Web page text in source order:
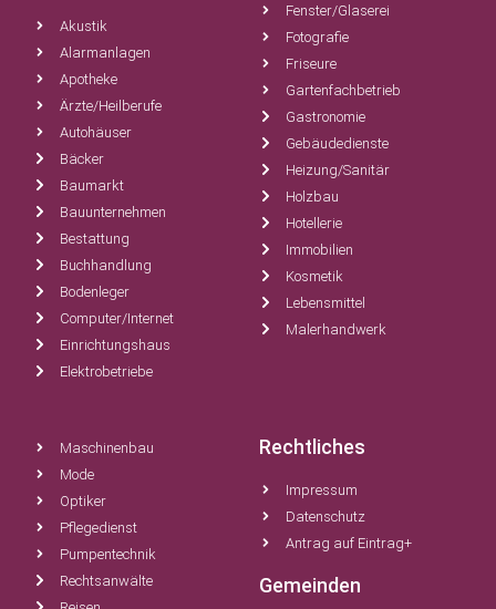
Akustik
Alarmanlagen
Apotheke
Ärzte/Heilberufe
Autohäuser
Bäcker
Baumarkt
Bauunternehmen
Bestattung
Buchhandlung
Bodenleger
Computer/Internet
Einrichtungshaus
Elektrobetriebe
Fenster/Glaserei
Fotografie
Friseure
Gartenfachbetrieb
Gastronomie
Gebäudedienste
Heizung/Sanitär
Holzbau
Hotellerie
Immobilien
Kosmetik
Lebensmittel
Malerhandwerk
Maschinenbau
Mode
Optiker
Pflegedienst
Pumpentechnik
Rechtsanwälte
Rechtliches
Impressum
Datenschutz
Antrag auf Eintrag+
Gemeinden